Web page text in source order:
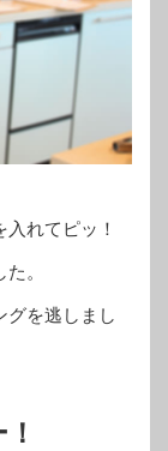
れてピッ！
。
グを逃しまし